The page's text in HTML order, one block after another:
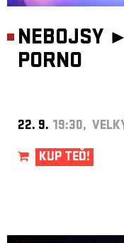
NEBOJSY ►
PORNO
22. 9. 19:30,
KUP TEĎ!